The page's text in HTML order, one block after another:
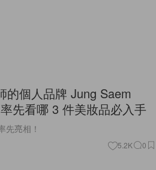
的個人品牌 Jung Saem
先看哪 3 件美妝品必入手
先亮相！
5.2K 0